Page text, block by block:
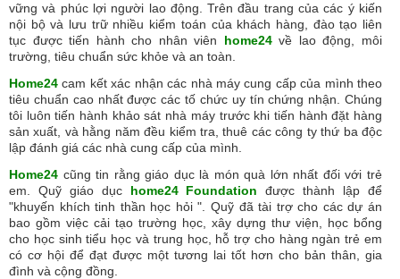
vững và phúc lợi người lao động. Trên đầu trang của các ý kiến
nội bộ và lưu trữ nhiều kiểm toán của khách hàng, đào tạo liên
tục được tiến hành cho nhân viên home24về lao động, môi
trường, tiêu chuẩn sức khỏe và an toàn.
Home24 cam kết xác nhận các nhà máy cung cấp của mình theo
tiêu chuẩn cao nhất được các tố chức uy tín chứng nhận. Chúng
tôi luôn tiến hành khảo sát nhà máy trước khi tiến hành đặt hàng
sản xuất, và hằng năm đều kiểm tra, thuê các công ty thứ ba độc
lập đánh giá các nhà cung cấp của mình.
Home24 cũng tin rằng giáo dục là món quà lớn nhất đối với trẻ
em. Quỹ giáo dục home24 Foundation được thành lập để
"khuyến khích tinh thần học hỏi ". Quỹ đã tài trợ cho các dự án
bao gồm việc cải tạo trường học, xây dựng thư viện, học bổng
cho học sinh tiểu học và trung học, hỗ trợ cho hàng ngàn trẻ em
có cơ hội để đạt được một tương lai tốt hơn cho bản thân, gia
đình và cộng đồng.